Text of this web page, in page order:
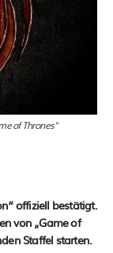
of Thrones"
offiziell bestätigt.
von „Game of
Staffel starten.